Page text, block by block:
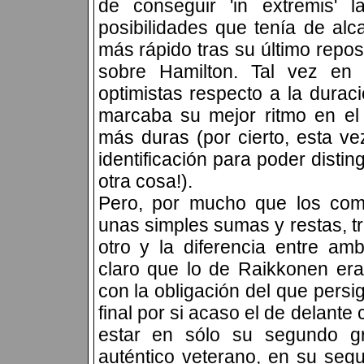
de conseguir 'in extremis'
posibilidades que tenía de
más rápido tras su último
sobre Hamilton. Tal vez
optimistas respecto a la
marcaba su mejor ritmo en
más duras (por cierto, esta
identificación para poder
otra cosa!).
Pero, por mucho que los
unas simples sumas y restas,
otro y la diferencia entre
claro que lo de Raikkonen
con la obligación del que
final por si acaso el de delante
estar en sólo su segundo
auténtico veterano, en su